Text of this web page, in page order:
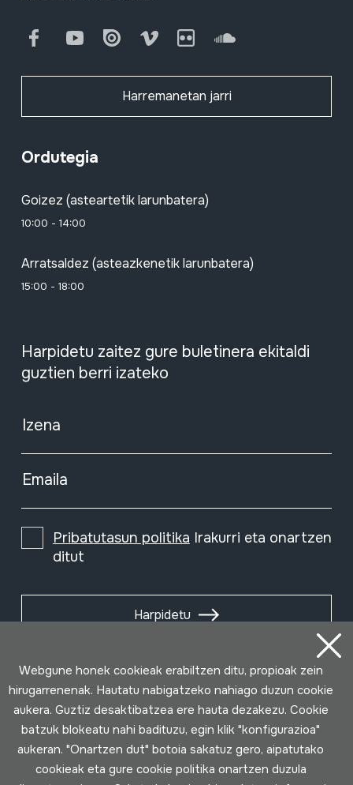
FacebookYoutube Issuu Vimeo Flickr SoundCloud
Harremanetan jarri
Ordutegia
Goizez (asteartetik larunbatera)
10:00 - 14:00
Arratsaldez (asteazkenetik larunbatera)
15:00 - 18:00
Harpidetu zaitez gure buletinera ekitaldi
guztien berri izateko
Izena
Emaila
Pribatutasun politika Irakurri eta onartzen
ditut
Harpidetu
Webgune honek cookieak erabiltzen ditu, propioak zein
hirugarrenenak. Hautatu nabigatzeko nahiago duzun cookie
aukera. Guztiz desaktibatzea ere hauta dezakezu. Cookie
batzuk blokeatu nahi badituzu, egin klik "konfigurazioa"
aukeran. "Onartzen dut" botoia sakatuz gero, aipatutako
cookieak eta gure cookie politika onartzen duzula